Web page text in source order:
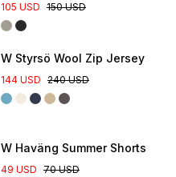
105 USD 150 USD
W Styrsö Wool Zip Jersey
144 USD 240 USD
W Haväng Summer Shorts
49 USD 70 USD